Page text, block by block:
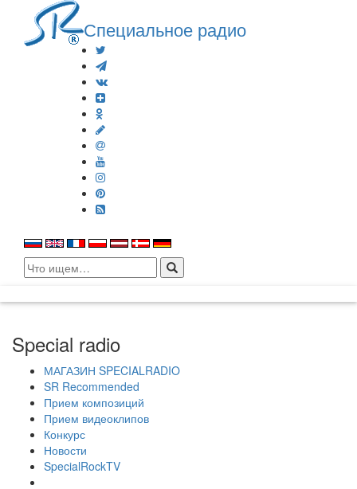
Специальное радио
Search
for:
Special radio
МАГАЗИН SPECIALRADIO
SR Recommended
Прием композиций
Прием видеоклипов
Конкурс
Новости
SpecialRockTV